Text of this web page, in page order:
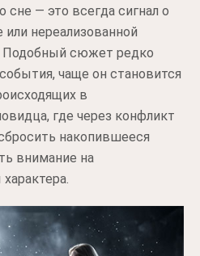
— это всегда сигнал о
нереализованной
Подобный сюжет редко
чаще он становится
в
где через конфликт
накопившееся
внимание на